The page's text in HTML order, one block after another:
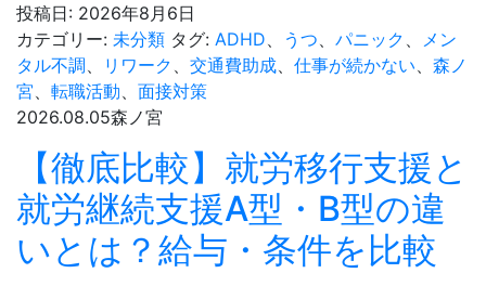
の
3
条
件
意
点
負
担
阪
就
労
投稿日: 2026年8月6日
カテゴリー: 未分類 タグ: ADHD、 うつ、 パニック 、 メン
タル不調、 リワーク 、 交通費助成、 仕事が続かない、 森ノ
宮、 転職活動、 面接対策
2026.08.05森ノ宮
【徹底比較】就労移行支援と
就労継続支援A型・B型の違
いとは？給与・条件を比較